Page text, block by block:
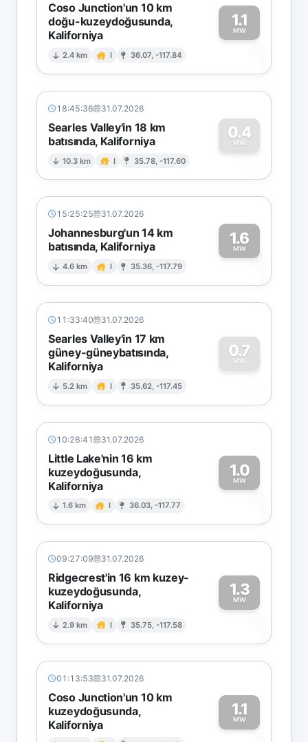
Coso Junction'un 10 km
doğu-kuzeydoğusunda,
Kaliforniya
2.4 km I 36.07, -117.84
1.1
MW
1
18:45:36 31.07.2026
Searles Valley'in 18 km
batısında, Kaliforniya
10.3 km I 35.78, -117.60
0.4
MW
0
15:25:25 31.07.2026
Johannesburg'un 14 km
batısında, Kaliforniya
4.6 km I 35.36, -117.79
1.6
MW1
11:33:40 31.07.2026
Searles Valley'in 17 km
güney-güneybatısında,
Kaliforniya
5.2 km I 35.62, -117.45
0.7
MW
0
10:26:41 31.07.2026
Little Lake'nin 16 km
kuzeydoğusunda,
Kaliforniya
1.6 km I 36.03, -117.77
1.0
MW
1
09:27:09 31.07.2026
Ridgecrest'in 16 km kuzey-
kuzeydoğusunda,
Kaliforniya
2.9 km I 35.75, -117.58
1.3
MW
1
01:13:53 31.07.2026
Coso Junction'un 10 km
kuzeydoğusunda,
Kaliforniya
1.1
MW